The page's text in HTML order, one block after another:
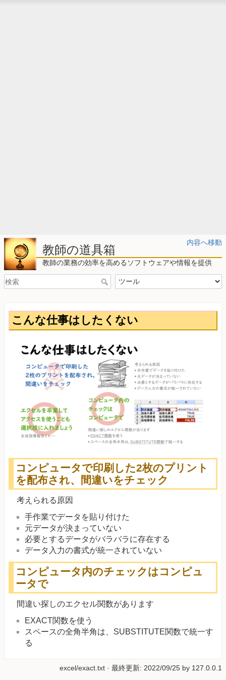
内容へ移動
教師の道具箱
教師の業務の効率を高めるソフトウェアや情報を提供
こんな仕事はしたくない
コンピュータで印刷した2枚のプリント
を配布され、間違いをチェック
考えられる原因
手作業でデータを貼り付けた
元データが決まっていない
必要とするデータがバラバラに存在する
データ入力の書式が統一されていない
コンピュータ内のチェックはコンピュ
ータで
間違い探しのエクセル関数があります
EXACT関数を使う
スペースの全角半角は、SUBSTITUTE関数で統一す
る
excel/exact.txt · 最終更新: 2022/09/25 by 127.0.0.1